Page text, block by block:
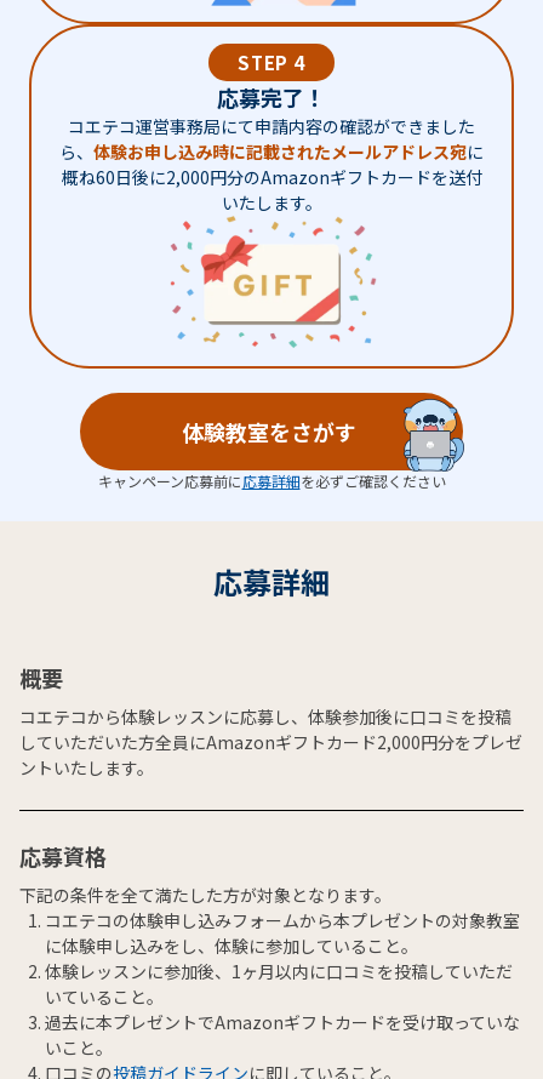
STEP 4
応募完了！
コエテコ運営事務局にて申請内容の確認ができました
ら、 体験お申し込み時に記載されたメールアドレス宛に
概ね60日後に2,000円分のAmazonギフトカードを送付
いたします。
体験教室をさがす
キャンペーン応募前に応募詳細を必ずご確認ください
応募詳細
概要
コエテコから体験レッスンに応募し、体験参加後に口コミを投稿
していただいた方全員にAmazonギフトカード2,000円分をプレゼ
ントいたします。
応募資格
下記の条件を全て満たした方が対象となります。
コエテコの体験申し込みフォームから本プレゼントの対象教室
に体験申し込みをし、体験に参加していること。
体験レッスンに参加後、1ヶ月以内に口コミを投稿していただ
いていること。
過去に本プレゼントでAmazonギフトカードを受け取っていな
いこと。
口コミの投稿ガイドラインに即していること。